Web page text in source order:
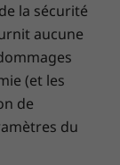
donc vous
Il offre
ports tels
SD pour
haute
la sécurité
aucune
(et les
de
du